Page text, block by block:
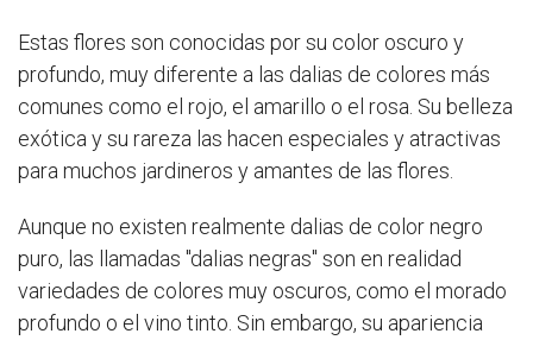
Estas flores son conocidas por su color oscuro y
profundo, muy diferente a las dalias de colores más
comunes como el rojo, el amarillo o el rosa. Su belleza
exótica y su rareza las hacen especiales y atractivas
para muchos jardineros y amantes de las flores.
Aunque no existen realmente dalias de color negro
puro, las llamadas "dalias negras" son en realidad
variedades de colores muy oscuros, como el morado
profundo o el vino tinto. Sin embargo, su apariencia